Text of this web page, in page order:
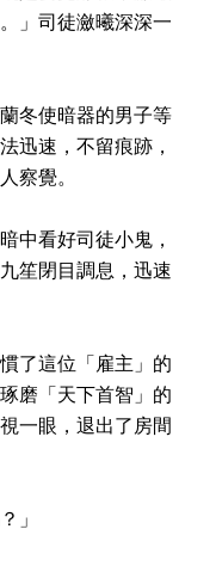
」司徒瀲曦深深一
冬使暗器的男子等
迅速，不留痕跡，
察覺。
中看好司徒小鬼，
笙閉目調息，迅速
了這位「雇主」的
磨「天下首智」的
一眼，退出了房間
」